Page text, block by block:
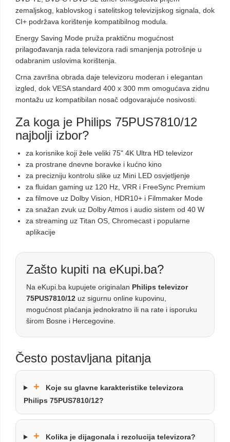
zemaljskog, kablovskog i satelitskog televizijskog signala, dok
CI+ podržava korištenje kompatibilnog modula.
Energy Saving Mode pruža praktičnu mogućnost
prilagođavanja rada televizora radi smanjenja potrošnje u
odabranim uslovima korištenja.
Crna završna obrada daje televizoru moderan i elegantan
izgled, dok VESA standard 400 x 300 mm omogućava zidnu
montažu uz kompatibilan nosač odgovarajuće nosivosti.
Za koga je Philips 75PUS7810/12
najbolji izbor?
za korisnike koji žele veliki 75" 4K Ultra HD televizor
za prostrane dnevne boravke i kućno kino
za precizniju kontrolu slike uz Mini LED osvjetljenje
za fluidan gaming uz 120 Hz, VRR i FreeSync Premium
za filmove uz Dolby Vision, HDR10+ i Filmmaker Mode
za snažan zvuk uz Dolby Atmos i audio sistem od 40 W
za streaming uz Titan OS, Chromecast i popularne
aplikacije
Zašto kupiti na eKupi.ba?
Na eKupi.ba kupujete originalan Philips televizor
75PUS7810/12 uz sigurnu online kupovinu,
mogućnost plaćanja jednokratno ili na rate i isporuku
širom Bosne i Hercegovine.
Često postavljana pitanja
+
Koje su glavne karakteristike televizora
Philips 75PUS7810/12?
+ Kolika je dijagonala i rezolucija televizora?